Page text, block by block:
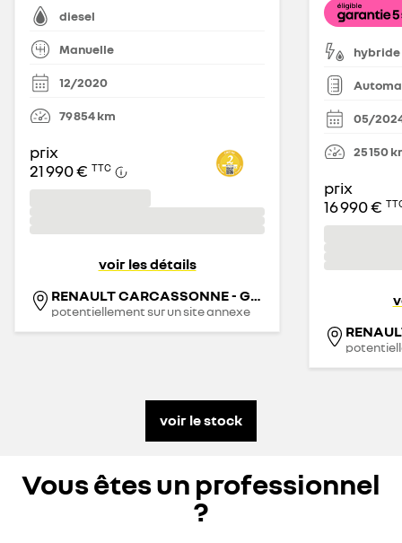
diesel
Manuelle
12/2020
79 854km
prix
21 990 € TTC
voir les détails
RENAULT CARCASSONNE - GROUPE PEYROT
potentiellement sur un site annexe
hybride
05/
25 150
prix
16 990 €
voir le stock
Vous êtes un professionnel
?